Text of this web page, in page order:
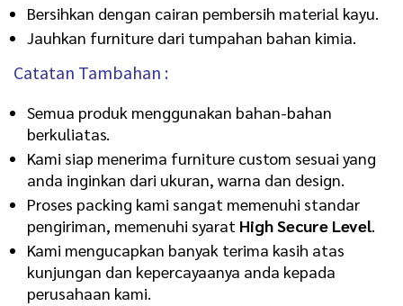
Bersihkan dengan cairan pembersih material kayu.
Jauhkan furniture dari tumpahan bahan kimia.
Catatan Tambahan :
Semua produk menggunakan bahan-bahan
berkuliatas.
Kami siap menerima furniture custom sesuai yang
anda inginkan dari ukuran, warna dan design.
Proses packing kami sangat memenuhi standar
pengiriman, memenuhi syarat High Secure Level.
Kami mengucapkan banyak terima kasih atas
kunjungan dan kepercayaanya anda kepada
perusahaan kami.